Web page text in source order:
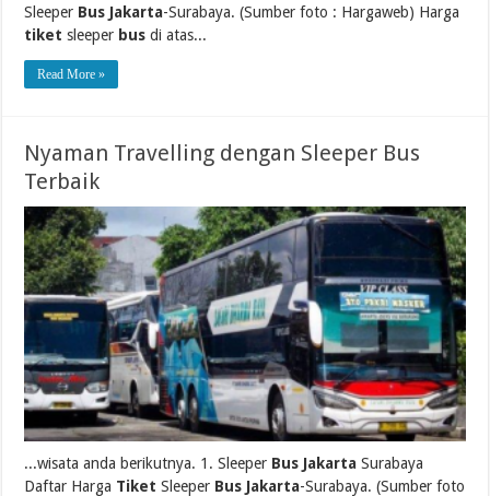
Sleeper Bus Jakarta-Surabaya. (Sumber foto : Hargaweb) Harga
tiket sleeper bus di atas...
Read More »
Nyaman Travelling dengan Sleeper Bus
Terbaik
...wisata anda berikutnya. 1. Sleeper Bus Jakarta Surabaya
Daftar Harga Tiket Sleeper Bus Jakarta-Surabaya. (Sumber foto